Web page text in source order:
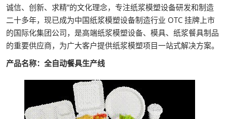
诚信、创新、求精”的文化理念，专注纸浆模塑设备研发和制造
二十多年，现已成为中国纸浆模塑设备制造行业 OTC 挂牌上市
的国际化集团公司，是高端纸浆模塑设备、模具、纸浆餐具制品
的重要供应商，为广大客户提供纸浆模塑项目一站式解决方案。
产品名称：全自动餐具生产线